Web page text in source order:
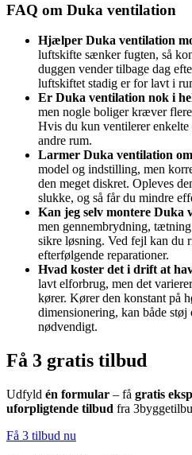
FAQ om Duka ventilation
Hjælper Duka ventilation
luftskifte sænker fugten, så
duggen vender tilbage dag
luftskiftet stadig er for lavt i
Er Duka ventilation nok i
men nogle boliger kræver
Hvis du kun ventilerer
andre rum.
Larmer Duka ventilation
model og indstilling, men
den meget diskret. Opleves
slukke, og så får du mindre
Kan jeg selv montere Duka
men gennembrydning,
sikre løsning. Ved fejl kan du
efterfølgende reparationer.
Hvad koster det i drift at
lavt elforbrug, men det
kører. Kører den konstant på
dimensionering, kan både
nødvendigt.
Få 3 gratis tilbud
Udfyld én formular – få gratis
uforpligtende tilbud fra
Få 3 tilbud nu